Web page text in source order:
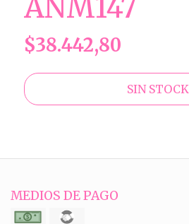
ANM147
$38.442,80
SIN STOCK
MEDIOS DE PAGO